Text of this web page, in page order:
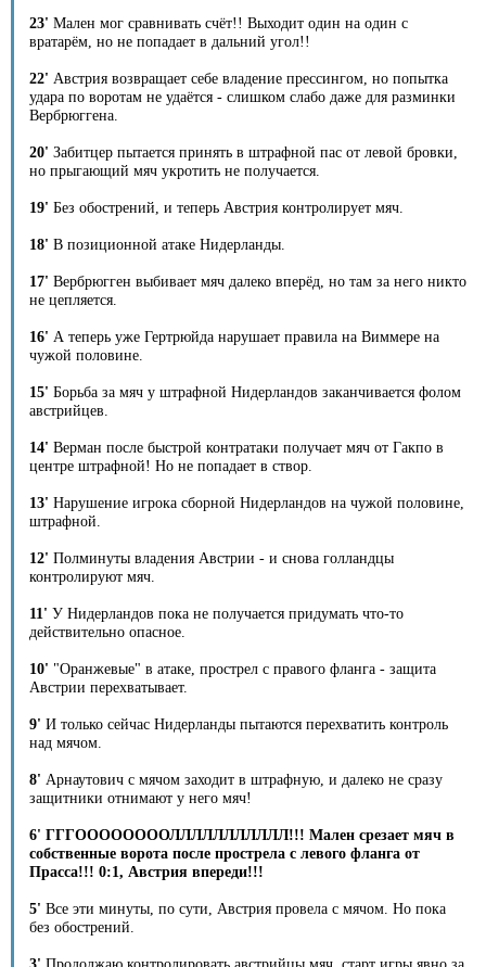
23' Мален мог сравнивать счёт!! Выходит один на один с
вратарём, но не попадает в дальний угол!!
22' Австрия возвращает себе владение прессингом, но попытка
удара по воротам не удаётся - слишком слабо даже для разминки
Вербрюггена.
20' Забитцер пытается принять в штрафной пас от левой бровки,
но прыгающий мяч укротить не получается.
19' Без обострений, и теперь Австрия контролирует мяч.
18' В позиционной атаке Нидерланды.
17' Вербрюгген выбивает мяч далеко вперёд, но там за него никто
не цепляется.
16' А теперь уже Гертрюйда нарушает правила на Виммере на
чужой половине.
15' Борьба за мяч у штрафной Нидерландов заканчивается фолом
австрийцев.
14' Верман после быстрой контратаки получает мяч от Гакпо в
центре штрафной! Но не попадает в створ.
13' Нарушение игрока сборной Нидерландов на чужой половине,
штрафной.
12' Полминуты владения Австрии - и снова голландцы
контролируют мяч.
11' У Нидерландов пока не получается придумать что-то
действительно опасное.
10' "Оранжевые" в атаке, прострел с правого фланга - защита
Австрии перехватывает.
9' И только сейчас Нидерланды пытаются перехватить контроль
над мячом.
8' Арнаутович с мячом заходит в штрафную, и далеко не сразу
защитники отнимают у него мяч!
6' ГГГООООООООЛЛЛЛЛЛЛЛЛЛЛ!!! Мален срезает мяч в
собственные ворота после прострела с левого фланга от
Прасса!!! 0:1, Австрия впереди!!!
5' Все эти минуты, по сути, Австрия провела с мячом. Но пока
без обострений.